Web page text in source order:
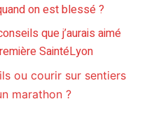
on est blessé ?
que j’aurais aimé
SaintéLyon
ou courir sur sentiers
marathon ?